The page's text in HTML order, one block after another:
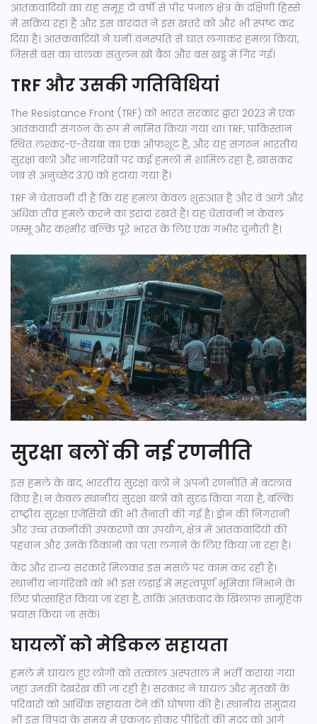
आतंकवादियों का यह समूह दो वर्षों से पीर पंजाल क्षेत्र के दक्षिणी हिस्से
में सक्रिय रहा है और इस वारदात ने इस खतरे को और भी स्पष्ट कर
दिया है। आतंकवादियों ने घनी वनस्पति से घात लगाकर हमला किया,
जिससे बस का चालक संतुलन खो बैठा और बस खड्ड में गिर गई।
TRF और उसकी गतिविधियां
The Resistance Front (TRF) को भारत सरकार द्वारा 2023 में एक
आतंकवादी संगठन के रूप में नामित किया गया था। TRF, पाकिस्तान
स्थित लश्कर-ए-तैयबा का एक ऑफशूट है, और यह संगठन भारतीय
सुरक्षा बलों और नागरिकों पर कई हमलों में शामिल रहा है, खासकर
जब से अनुच्छेद 370 को हटाया गया है।
TRF ने चेतावनी दी है कि यह हमला केवल शुरुआत है और वे आगे और
अधिक तीव्र हमले करने का इरादा रखते हैं। यह चेतावनी न केवल
जम्मू और कश्मीर बल्कि पूरे भारत के लिए एक गंभीर चुनौती है।
सुरक्षा बलों की नई रणनीति
इस हमले के बाद, भारतीय सुरक्षा बलों ने अपनी रणनीति में बदलाव
किए हैं। न केवल स्थानीय सुरक्षा बलों को सुदृढ़ किया गया है, बल्कि
राष्ट्रीय सुरक्षा एजेंसियों की भी तैनाती की गई है। ड्रोन की निगरानी
और उच्च तकनीकी उपकरणों का उपयोग, क्षेत्र में आतंकवादियों की
पहचान और उनके ठिकानों का पता लगाने के लिए किया जा रहा है।
केंद्र और राज्य सरकारें मिलकर इस मसले पर काम कर रही हैं।
स्थानीय नागरिकों को भी इस लड़ाई में महत्वपूर्ण भूमिका निभाने के
लिए प्रोत्साहित किया जा रहा है, ताकि आतंकवाद के खिलाफ सामूहिक
प्रयास किया जा सके।
घायलों को मेडिकल सहायता
हमले में घायल हुए लोगों को तत्काल अस्पताल में भर्ती कराया गया
जहां उनकी देखरेख की जा रही है। सरकार ने घायल और मृतकों के
परिवारों को आर्थिक सहायता देने की घोषणा की है। स्थानीय समुदाय
भी इस विपदा के समय में एकजुट होकर पीड़ितों की मदद को आगे